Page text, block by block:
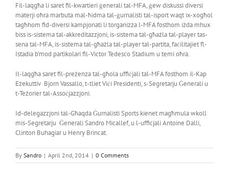
Fil-laqgħa li saret fil-kwartieri ġenerali tal-MFA, ġew diskussi diversi
materji oħra marbuta mal-ħidma tal-ġurnalisti tal-isport waqt ix-xogħol
tagħhom fid-diversi kampjonati li torganizza l-MFA fosthom iżda mhux
biss is-sistema tal-akkreditazzjoni, is-sistema tal-għażla tal-player tas-
sena tal-MFA, is-sistema tal-għażla tal-player tal-partita, faċilitajiet fl-
Istadia b’mod partikolari fil-Victor Tedesco Stadium u temi oħra.
Il-laqgħa saret fil-preżenza tal-għola uffiċjali tal-MFA fosthom il-Kap
Eżekuttiv Bjorn Vassallo, t-tliet Viċi Presidenti, s-Segretarju Ġenerali u
t-Teżorier tal-Assoċjazzjoni.
Id-delegazzjoni tal-Għaqda Ġurnalisti Sports kienet magħmula wkoll
mis-Segretarju Ġenerali Sandro Micallef, u l-ufficjali Antoine Dalli,
Clinton Buhagiar u Henry Brincat.
By Sandro | April 2nd, 2014 | 0 Comments